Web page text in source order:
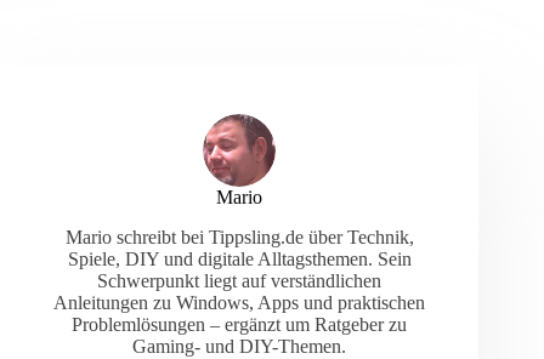
Mario
Mario schreibt bei Tippsling.de über Technik,
Spiele, DIY und digitale Alltagsthemen. Sein
Schwerpunkt liegt auf verständlichen
Anleitungen zu Windows, Apps und praktischen
Problemlösungen – ergänzt um Ratgeber zu
Gaming- und DIY-Themen.